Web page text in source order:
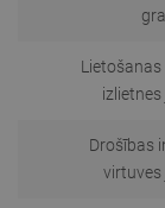
Drošības
virtuves